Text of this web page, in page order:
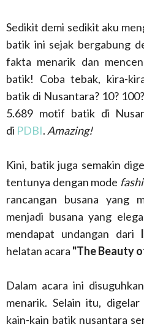
Sedikit demi sedikit aku
batik ini sejak bergabung
fakta menarik dan
batik! Coba tebak, kira-
batik di Nusantara? 10?
5.689 motif batik di
di PDBI. Amazing!
Kini, batik juga semakin
tentunya dengan mode
rancangan busana yang
menjadi busana yang
mendapat undangan dari
helatan acara "The Beauty
Dalam acara ini disuguhkan
menarik. Selain itu,
kain-kain batik nusantara